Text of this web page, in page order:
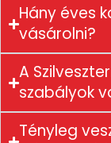
Hány éves
vásárolni?
A
szabályok
Tényleg